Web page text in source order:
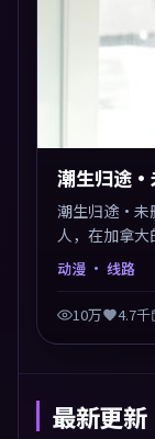
潮生归途·
潮生归途·未
人，在加拿大
以动漫类型外
尾留白开放
动漫 · 线路
10万 4.7千
最新更新